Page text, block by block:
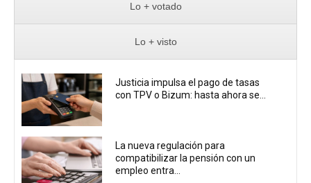
Lo + votado
Lo + visto
Justicia impulsa el pago de tasas
con TPV o Bizum: hasta ahora se...
La nueva regulación para
compatibilizar la pensión con un
empleo entra...